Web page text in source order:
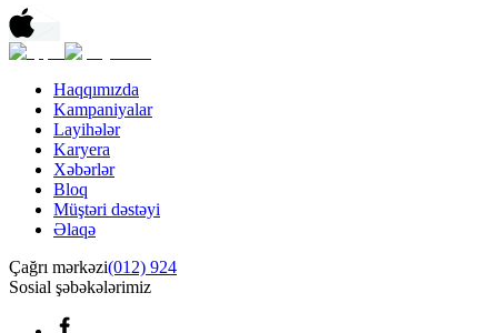
Haqqımızda
Kampaniyalar
Layihələr
Karyera
Xəbərlər
Bloq
Müştəri dəstəyi
Əlaqə
Çağrı mərkəzi(012) 924
Sosial şəbəkələrimiz